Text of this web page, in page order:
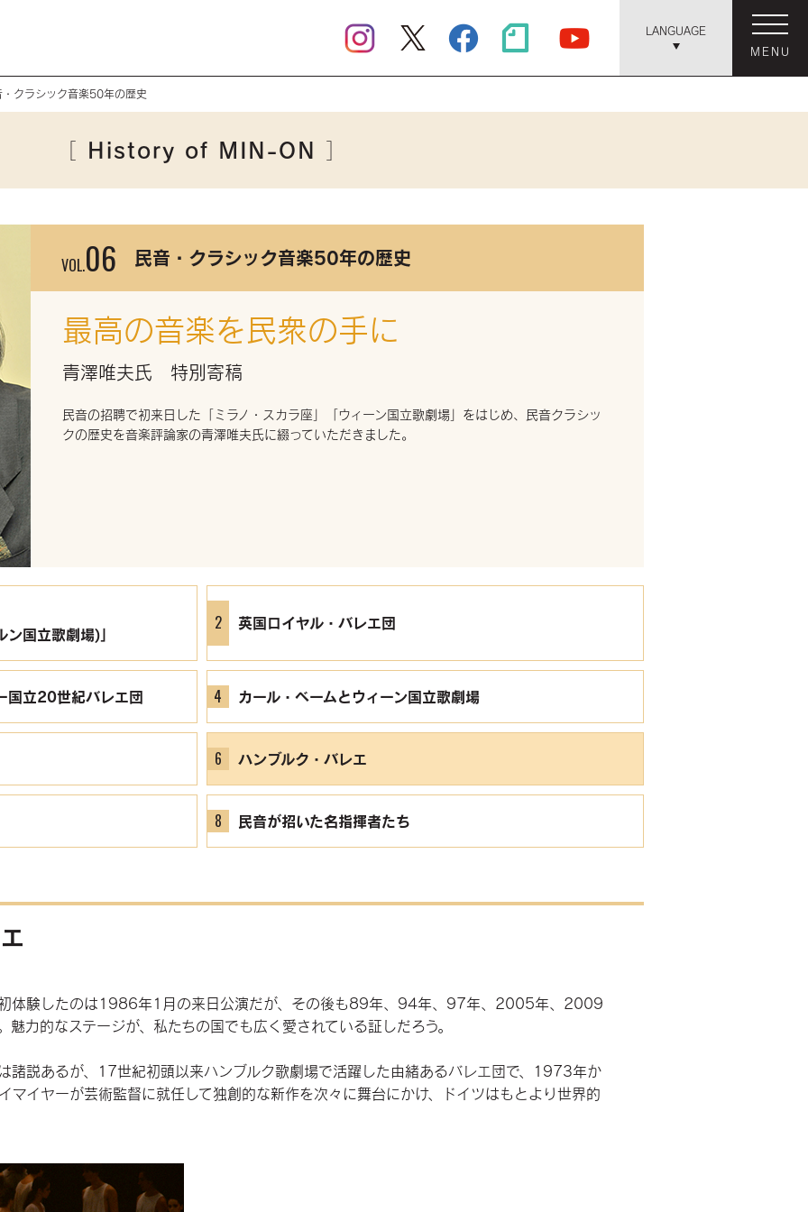
LANGUAGE
MENU
ラシック音楽50年の歴史
［ History of MIN-ON ］
VOL.06 民音・クラシック音楽50年の歴史
最高の音楽を民衆の手に
青澤唯夫氏 特別寄稿
民音の招聘で初来日した「ミラノ・スカラ座」「ウィーン国立歌劇場」をはじめ、民音クラシッ
クの歴史を音楽評論家の青澤唯夫氏に綴っていただきました。
国立歌劇場)」
2 英国ロイヤル・バレエ団
国立20世紀バレエ団 4 カール・ベームとウィーン国立歌劇場
6 ハンブルク・バレエ
8 民音が招いた名指揮者たち
体験したのは1986年1月の来日公演だが、その後も89年、94年、97年、2005年、2009
力的なステージが、私たちの国でも広く愛されている証しだろう。
諸説あるが、17世紀初頭以来ハンブルク歌劇場で活躍した由緒あるバレエ団で、1973年か
マイヤーが芸術監督に就任して独創的な新作を次々に舞台にかけ、ドイツはもとより世界的